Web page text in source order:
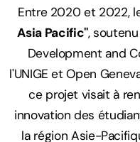
Entre 2020 et 2022,
Asia Pacific",
Development and
l'UNIGE et Open
ce projet visait à
innovation des
la région Asie-
Témoignages